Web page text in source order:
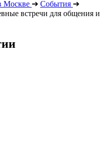
Москве ➔ События ➔
встречи для общения и